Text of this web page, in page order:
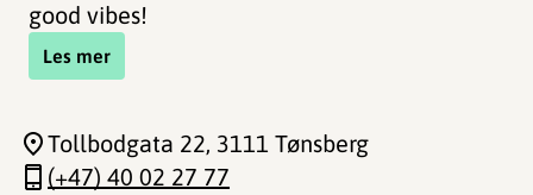
good vibes!
Les mer
Tollbodgata 22, 3111 Tønsberg
(+47) 40 02 27 77